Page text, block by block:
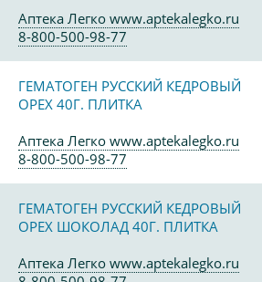
Аптека Легко www.aptekalegko.ru
8-800-500-98-77
ГЕМАТОГЕН РУССКИЙ КЕДРОВЫЙ
ОРЕХ 40Г. ПЛИТКА
Аптека Легко www.aptekalegko.ru
8-800-500-98-77
ГЕМАТОГЕН РУССКИЙ КЕДРОВЫЙ
ОРЕХ ШОКОЛАД 40Г. ПЛИТКА
Аптека Легко www.aptekalegko.ru